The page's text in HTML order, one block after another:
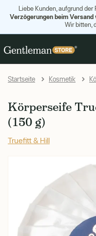
Liebe Kunden, aufgrund
Verzögerungen beim Versand
Wir bitten,
Startseite Kosmetik
Körperseife
(150 g)
Truefitt & Hill